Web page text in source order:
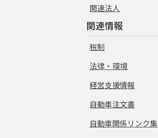
関連法人
関連情報
税制
法律・環境
経営支援情報
自動車注文書
自動車関係リンク集